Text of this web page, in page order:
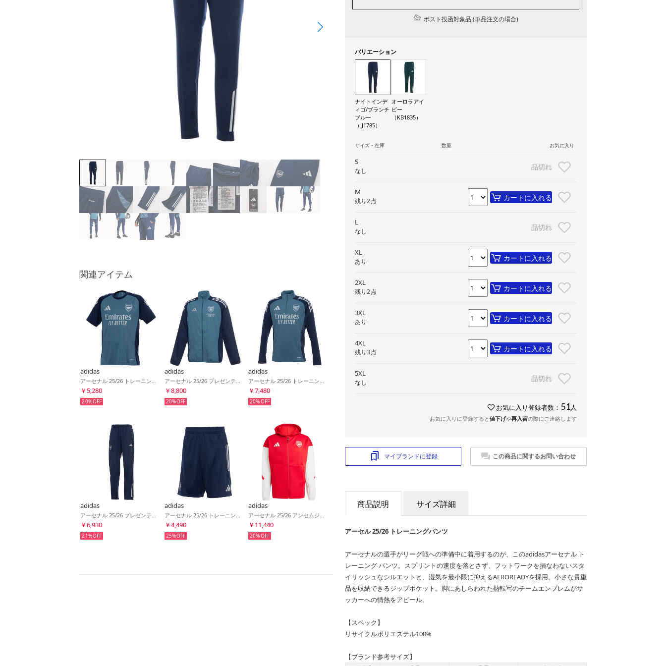
関連アイテム
adidas
￥5,280
20%
adidas
￥8,800
20%
adidas
￥7,480
20%
adidas
￥6,930
21%
adidas
￥4,490
25%
adidas
￥11,440
20%
ポスト投函対象品 (単品注文の場合)
バリエーション
ナイトインデ
ィゴ/ブランチ
ブルー
（JJ1785）
オーロラアイ
ビー
（KB1835）
サイズ・在庫 数量 お気に入り
S
なし 品切れ
M
残り2点 カートに入れる
L
なし 品切れ
XL
あり カートに入れる
2XL
残り2点 カートに入れる
3XL
あり カートに入れる
4XL
残り3点 カートに入れる
5XL
なし 品切れ
お気に入り登録者数： 51 人
お気に入りに登録すると値下げや再入荷の際にご連絡します
マイブランドに登録 この商品に関するお問い合わせ
商品説明 サイズ詳細
アーセル 25/26 トレーニングパンツ
アーセナルの選手がリーグ戦への準備中に着用するのが、このadidasアーセナル ト
レーニング パンツ。スプリントの速度を落とさず、フットワークを損なわないスタ
イリッシュなシルエットと、湿気を最小限に抑えるAEROREADYを採用。小さな貴重
品を収納できるジップポケット。脚にあしらわれた熱転写のチームエンブレムがサ
ッカーへの情熱をアピール。
【スペック】
リサイクルポリエステル100%
【ブランド参考サイズ】